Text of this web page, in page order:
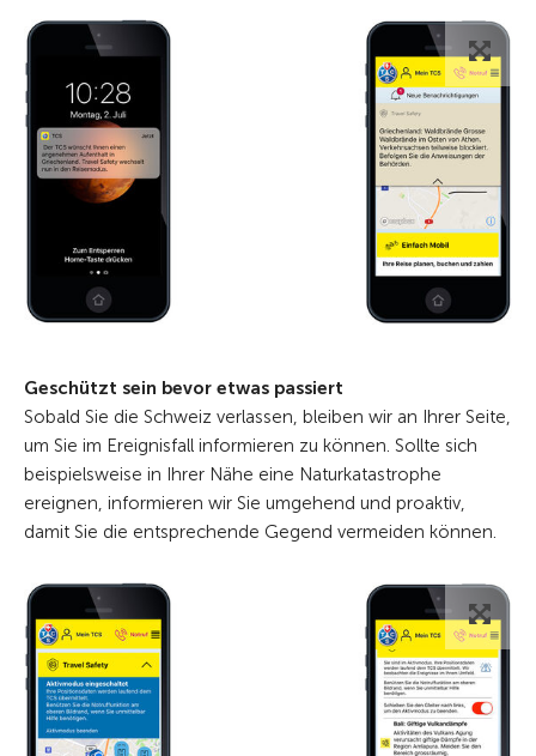
Geschützt sein bevor etwas passiert
Sobald Sie die Schweiz verlassen, bleiben wir an Ihrer Seite,
um Sie im Ereignisfall informieren zu können. Sollte sich
beispielsweise in Ihrer Nähe eine Naturkatastrophe
ereignen, informieren wir Sie umgehend und proaktiv,
damit Sie die entsprechende Gegend vermeiden können.